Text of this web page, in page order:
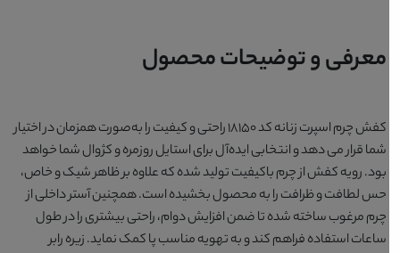
معرفی و توضیحات محصول
کفش چرم اسپرت زنانه کد 18150 راحتی و کیفیت را به‌صورت همزمان در اختیار
شما قرار می دهد و انتخابی ایده‌آل برای استایل روزمره و کژوال شما خواهد
بود. رویه کفش از چرم باکیفیت تولید شده که علاوه بر ظاهر شیک و خاص،
حس لطافت و ظرافت را به محصول بخشیده است. همچنین آستر داخلی از
چرم مرغوب ساخته شده تا ضمن افزایش دوام، راحتی بیشتری را در طول
ساعات استفاده فراهم کند و به تهویه مناسب پا کمک نماید. زیره رابر